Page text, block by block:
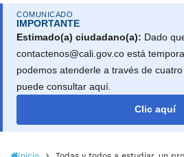
COMUNICADO
IMPORTANTE
Estimado(a) ciudadano(a): Dado
contactenos@cali.gov.co está
podemos atenderle a través de
puede consultar aquí.
Clic aquí